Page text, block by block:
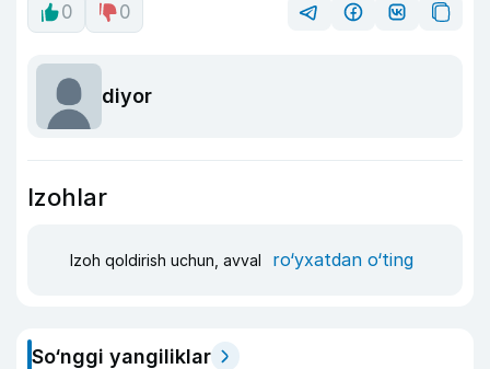
0 0
diyor
Izohlar
Izoh qoldirish uchun, avval ro‘yxatdan o‘ting
So‘nggi yangiliklar